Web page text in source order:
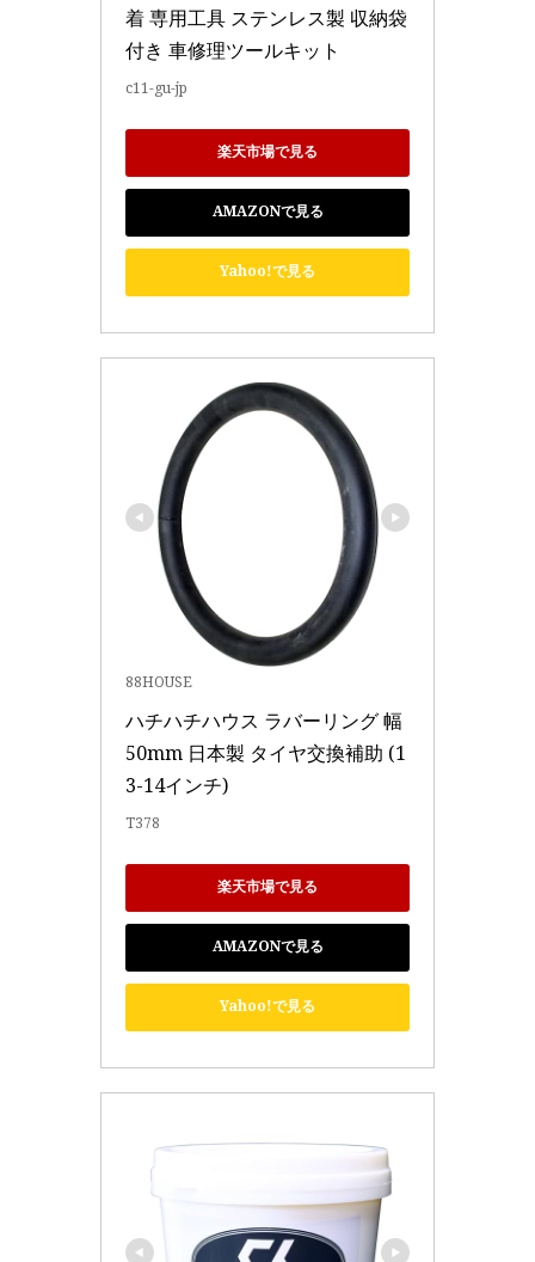
着 専用工具 ステンレス製 収納袋
付き 車修理ツールキット
c11-gu-jp
楽天市場で見る
AMAZONで見る
Yahoo!で見る
88HOUSE
ハチハチハウス ラバーリング 幅
50mm 日本製 タイヤ交換補助 (1
3-14インチ)
T378
楽天市場で見る
AMAZONで見る
Yahoo!で見る